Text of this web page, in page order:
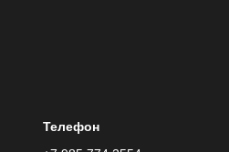
Телефон